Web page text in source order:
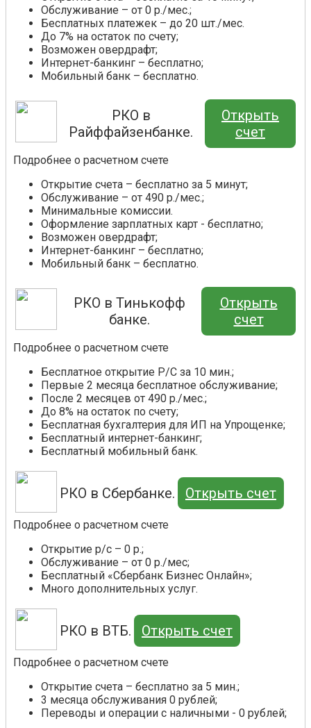
Обслуживание – от 0 р./мес.;
Бесплатных платежек – до 20 шт./мес.
До 7% на остаток по счету;
Возможен овердрафт;
Интернет-банкинг – бесплатно;
Мобильный банк – бесплатно.
РКО в
Райффайзенбанке.
Открыть
счет
Подробнее о расчетном счете
Открытие счета – бесплатно за 5 минут;
Обслуживание – от 490 р./мес.;
Минимальные комиссии.
Оформление зарплатных карт - бесплатно;
Возможен овердрафт;
Интернет-банкинг – бесплатно;
Мобильный банк – бесплатно.
РКО в Тинькофф
банке.
Открыть
счет
Подробнее о расчетном счете
Бесплатное открытие Р/С за 10 мин.;
Первые 2 месяца бесплатное обслуживание;
После 2 месяцев от 490 р./мес.;
До 8% на остаток по счету;
Бесплатная бухгалтерия для ИП на Упрощенке;
Бесплатный интернет-банкинг;
Бесплатный мобильный банк.
РКО в Сбербанке. Открыть счет
Подробнее о расчетном счете
Открытие р/с – 0 р.;
Обслуживание – от 0 р./мес;
Бесплатный «Сбербанк Бизнес Онлайн»;
Много дополнительных услуг.
РКО в ВТБ. Открыть счет
Подробнее о расчетном счете
Открытие счета – бесплатно за 5 мин.;
3 месяца обслуживания 0 рублей;
Переводы и операции с наличными - 0 рублей;